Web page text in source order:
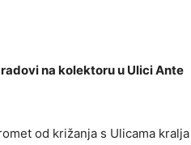
na kolektoru u Ulici Ante
od križanja s Ulicama kralja